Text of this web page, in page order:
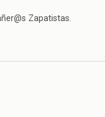
Zapatistas.